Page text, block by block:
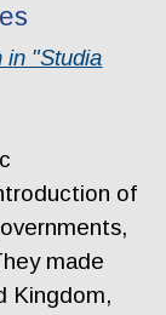
in "Studia
of
made
Kingdom,